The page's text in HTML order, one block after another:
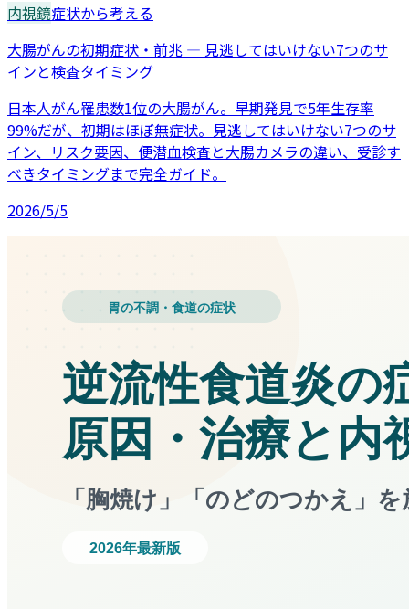
内視鏡症状から考える
大腸がんの初期症状・前兆 — 見逃してはいけない7つのサ
インと検査タイミング
日本人がん罹患数1位の大腸がん。早期発見で5年生存率
99%だが、初期はほぼ無症状。見逃してはいけない7つのサ
イン、リスク要因、便潜血検査と大腸カメラの違い、受診す
べきタイミングまで完全ガイド。
2026/5/5